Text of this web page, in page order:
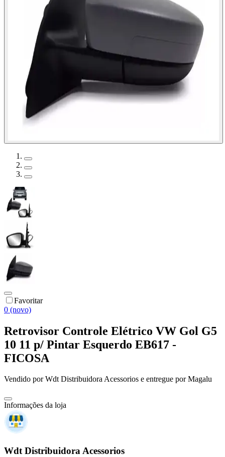
Favoritar
0 (novo)
Retrovisor Controle Elétrico VW Gol G5
10 11 p/ Pintar Esquerdo EB617 -
FICOSA
Vendido porWdt Distribuidora Acessorios e entregue por Magalu
Informações da loja
Wdt Distribuidora Acessorios